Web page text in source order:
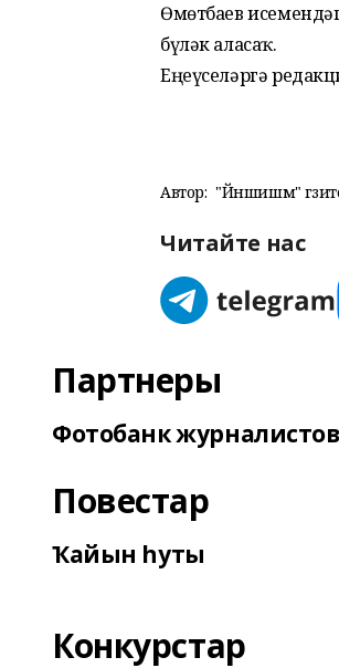
Өмөтбаев
бүләк аласаҡ.
Еңеүселәргә
Автор: "Йәншишмә"
Читайте нас
Партнеры
Фотобанк
Повестар
Ҡайын һуты
Конкурстар